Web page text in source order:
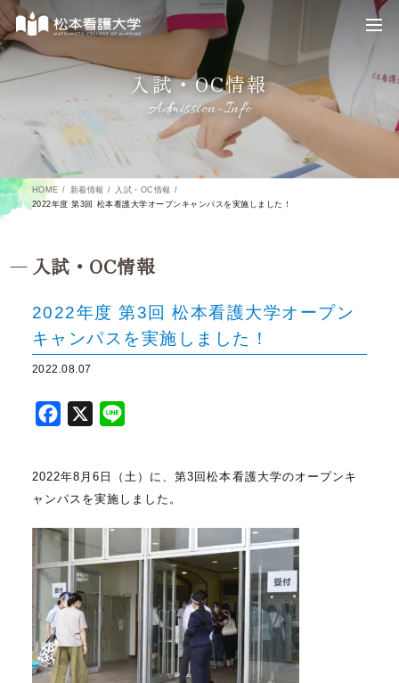
入試・OC情報
Admission-Info
HOME 新着情報
入試・OC情報
2022年度 第3回 松本看護大学オープンキャンパスを実施しました！
入試・OC情報
2022年度 第3回 松本看護大学オープン
キャンパスを実施しました！
2022.08.07
o
o
k
X
2022年8月6日（土）に、第3回松本看護大学のオープンキ
ャンパスを実施しました。